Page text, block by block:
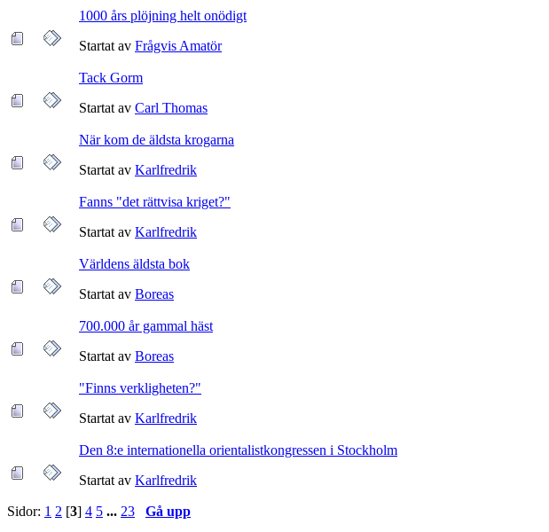
1000 års plöjning helt onödigt
Startat av Frågvis Amatör
Tack Gorm
Startat av Carl Thomas
När kom de äldsta krogarna
Startat av Karlfredrik
Fanns "det rättvisa kriget?"
Startat av Karlfredrik
Världens äldsta bok
Startat av Boreas
700.000 år gammal häst
Startat av Boreas
"Finns verkligheten?"
Startat av Karlfredrik
Den 8:e internationella orientalistkongressen i Stockholm
Startat av Karlfredrik
Sidor: 1 2 [3] 4 5 ... 23 Gå upp